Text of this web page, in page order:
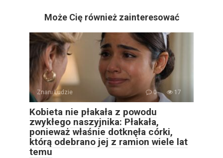
Może Cię również zainteresować
Znani Ludzie 0 17
Kobieta nie płakała z powodu
zwykłego naszyjnika: Płakała,
ponieważ właśnie dotknęła córki,
którą odebrano jej z ramion wiele lat
temu